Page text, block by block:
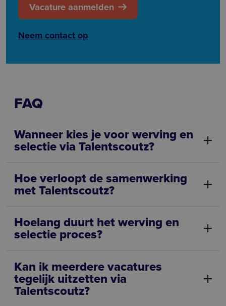
Vacature aanmelden
Neem contact op
FAQ
Wanneer kies je voor werving en
selectie via Talentscoutz?
Hoe verloopt de samenwerking
met Talentscoutz?
Hoelang duurt het werving en
selectie proces?
Kan ik meerdere vacatures
tegelijk uitzetten via
Talentscoutz?